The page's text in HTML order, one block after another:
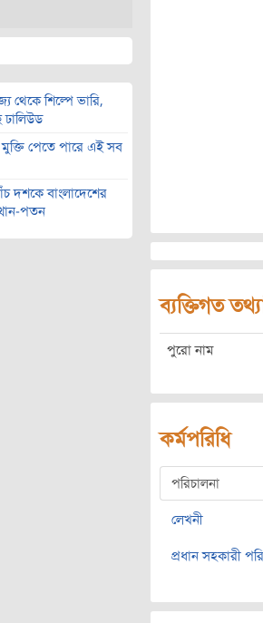
থেকে শিল্পে ভারি,
পেতে পারে এই সব
দশকে বাংলাদেশের
পতন
ব্যক্তিগত
পুরো নাম
কর্মপরিধি
পরিচালনা
লেখনী
প্রধান সহকারী